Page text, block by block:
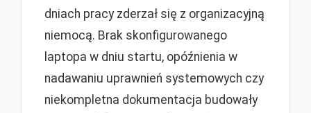
dniach pracy zderzał się z organizacyjną
niemocą. Brak skonfigurowanego
laptopa w dniu startu, opóźnienia w
nadawaniu uprawnień systemowych czy
niekompletna dokumentacja budowały